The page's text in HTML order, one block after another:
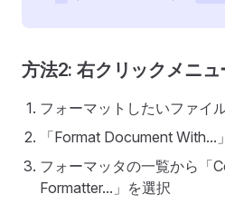
方法2: 右クリックメニ
フォーマットしたいファイ
「Format Document With...
フォーマッタの一覧から「
Formatter...」を選択